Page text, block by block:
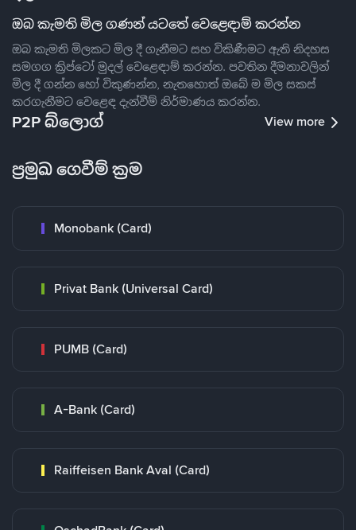
ඔබ කැමති මිල ගණන් යටතේ වෙළෙඳාම් කරන්න
ඔබ කැමති මිලකට මිල දී ගැනීමට සහ විකිණීමට ඇති නිදහස
සමගග ක්‍රිප්ටෝ මුදල් වෙළෙඳාම් කරන්න. පවතින දීමනාවලින්
මිල දී ගන්න හෝ විකුණන්න, නැතහොත් ඔබේ ම මිල සකස්
කරගැනීමට වෙළෙඳ දැන්වීම් නිර්මාණය කරන්න.
P2P බ්ලොග් View more
ප්‍රමුඛ ගෙවීම් ක්‍රම
Monobank (Card)
Privat Bank (Universal Card)
PUMB (Card)
A-Bank (Card)
Raiffeisen Bank Aval (Card)